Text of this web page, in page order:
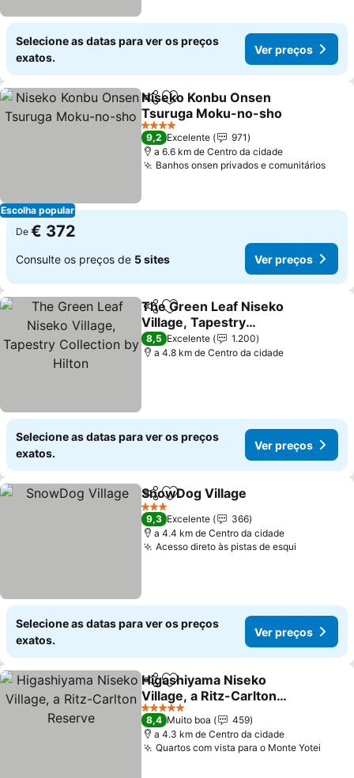
Selecione as datas para ver os preços
exatos.
Ver preços
Escolha popular
PartilharAdicionar aos favoritos
Niseko Konbu Onsen
Tsuruga Moku-no-sho
Ver preços
4 Estrelas
9,2 Excelente
971
a 6.6 km de Centro da cidade
Banhos onsen privados e comunitáriosVer
De € 372
Consulte os preços de 5 sites Ver preços
PartilharAdicionar aos favoritos
The Green Leaf Niseko
Village, Tapestry
Collection by Hilton
Ver preços
8,5 Excelente
1.200
a 4.8 km de Centro da cidade
Selecione as datas para ver os preços
exatos.
Ver preços
PartilharAdicionar aos favoritos
SnowDog Village
3 Estrelas
9,3 Excelente
366
a 4.4 km de Centro da cidade
Acesso direto às pistas de esqui
Selecione as datas para ver os preços
exatos.
Ver preços
PartilharAdicionar aos favoritos
Higashiyama Niseko
Village, a Ritz-Carlton
Reserve
Ver preços
5 Estrelas
8,4 Muito boa
459
a 4.3 km de Centro da cidade
Quartos com vista para o Monte Yotei